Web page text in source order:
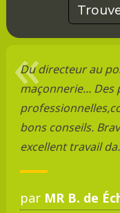
Du directeur au
maçonnerie... Des
bons conseils.
excellent travail
par MR B. de